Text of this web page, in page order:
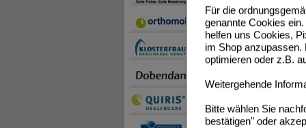
Für die
genannte Cookies
helfen uns Cookies,
im Shop anzupassen.
optimieren oder z.B.
Weitergehende
Bitte wählen Sie
bestätigen" oder